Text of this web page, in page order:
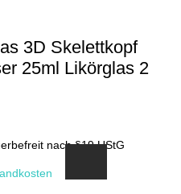
3D Skelettkopf
25ml Likörglas 2
nach §19 UStG